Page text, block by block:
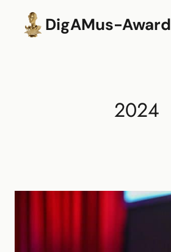
springen
DigAMus-Award
2024